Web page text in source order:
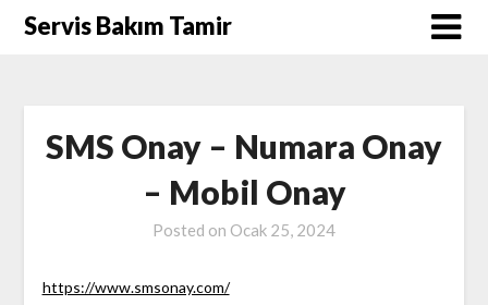
SkipServis Bakım Tamir
SMS Onay – Numara Onay
– Mobil Onay
Posted on Ocak 25, 2024
https://www.smsonay.com/